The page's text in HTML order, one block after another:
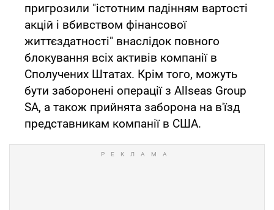
пригрозили "істотним падінням вартості
акцій і вбивством фінансової
життєздатності" внаслідок повного
блокування всіх активів компанії в
Сполучених Штатах. Крім того, можуть
бути заборонені операції з Allseas Group
SA, а також прийнята заборона на в'їзд
представникам компанії в США.